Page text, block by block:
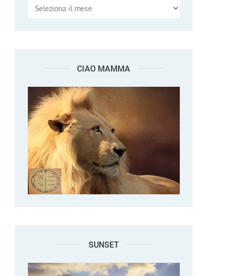
CIAO MAMMA
SUNSET